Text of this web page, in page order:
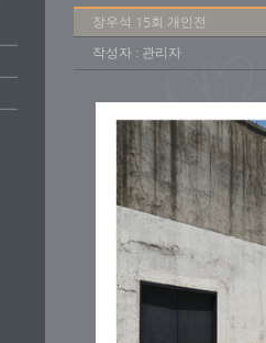
장우석 15회 개인전
작성자 : 관리자